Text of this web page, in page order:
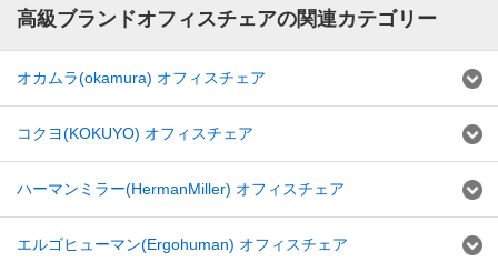
高級ブランドオフィスチェアの関連カテゴリー
オカムラ(okamura) オフィスチェア
コクヨ(KOKUYO) オフィスチェア
ハーマンミラー(HermanMiller) オフィスチェア
エルゴヒューマン(Ergohuman) オフィスチェア